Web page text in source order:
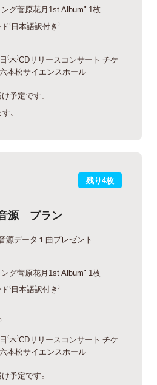
グ菅原花月1st Album" 1枚
⁽日本語訳付き⁾
⁽木⁾CDリリースコンサート チケ
本松サイエンスホール
予定です。
。
残り4枚
源 プラン
源データ１曲プレゼント
グ菅原花月1st Album" 1枚
⁽日本語訳付き⁾
⁽木⁾CDリリースコンサート チケ
本松サイエンスホール
予定です。